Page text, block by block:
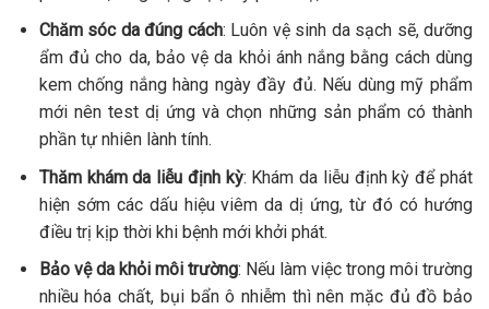
Chăm sóc da đúng cách: Luôn vệ sinh da sạch sẽ, dưỡng
ẩm đủ cho da, bảo vệ da khỏi ánh nắng bằng cách dùng
kem chống nắng hàng ngày đầy đủ. Nếu dùng mỹ phẩm
mới nên test dị ứng và chọn những sản phẩm có thành
phần tự nhiên lành tính.
Thăm khám da liễu định kỳ: Khám da liễu định kỳ để phát
hiện sớm các dấu hiệu viêm da dị ứng, từ đó có hướng
điều trị kịp thời khi bệnh mới khởi phát.
Bảo vệ da khỏi môi trường: Nếu làm việc trong môi trường
nhiều hóa chất, bụi bẩn ô nhiễm thì nên mặc đủ đồ bảo